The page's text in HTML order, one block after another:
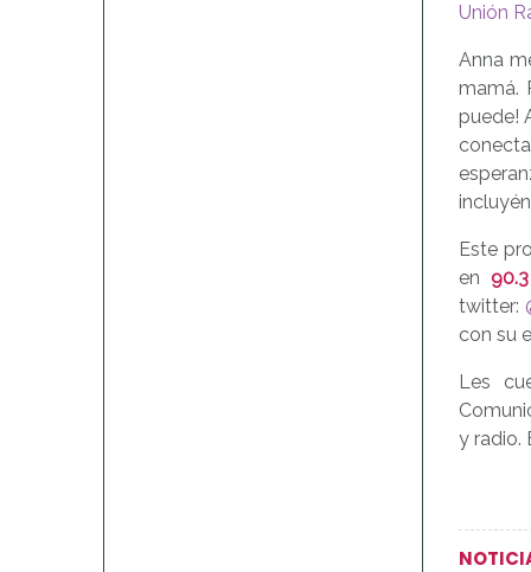
Unión
Anna
mamá.
puede!
Este
en
twitter:
con su
Les
y radio.